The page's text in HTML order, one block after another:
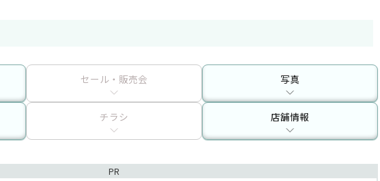
セール・販売会 写真
チラシ 店舗情報
PR